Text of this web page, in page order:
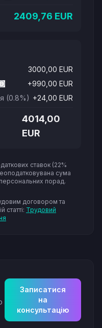
2409,76 EUR
3000,00 EUR
+990,00 EUR
(0.8%) +24,00 EUR
4014,00
EUR
ставок (22%
сума
порад.
договором та
статті: Трудовий
Записатися
на
консультацію